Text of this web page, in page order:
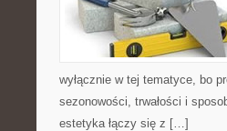
wyłącznie w tej tematyce, bo
sezonowości, trwałości i
estetyka łączy się z […]